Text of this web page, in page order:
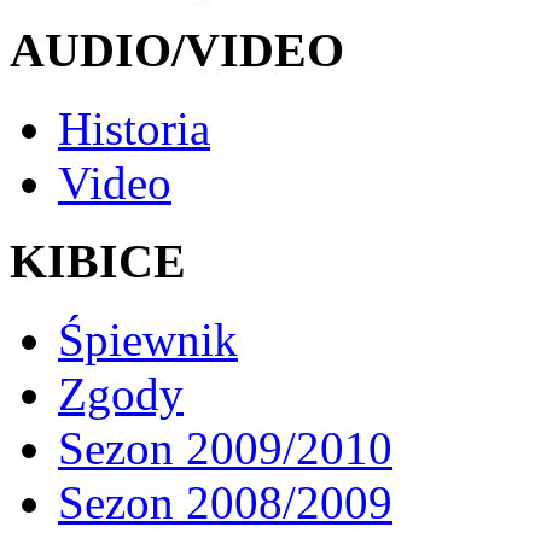
AUDIO/VIDEO
Historia
Video
KIBICE
Śpiewnik
Zgody
Sezon 2009/2010
Sezon 2008/2009